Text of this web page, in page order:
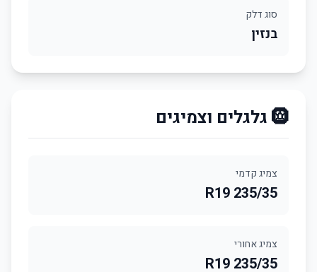
סוג דלק
בנזין
🛞 גלגלים וצמיגים
צמיג קדמי
235/35 R19
צמיג אחורי
235/35 R19